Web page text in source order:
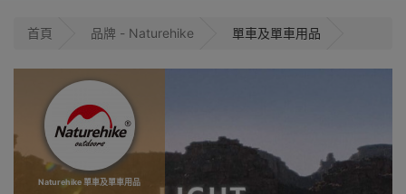
首頁 品牌 - Naturehike 單車及單車用品
Naturehike 單車及單車用品